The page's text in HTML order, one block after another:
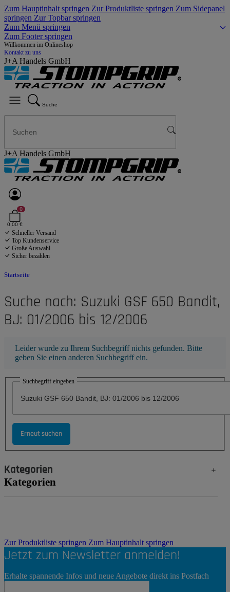
Zum Hauptinhalt springen Zur Produktliste springen Zum Sidepanel
springen Zur Topbar springen
Zum Menü springen
Zum Footer springen
Willkommen im Onlineshop
Kontakt zu uns
J+A Handels GmbH
Suche
J+A Handels GmbH
0
0,00 €
Schneller Versand
Top Kundenservice
Große Auswahl
Sicher bezahlen
Startseite
Suche nach: Suzuki GSF 650 Bandit,
BJ: 01/2006 bis 12/2006
x
Leider wurde zu Ihrem Suchbegriff nichts gefunden. Bitte
geben Sie einen anderen Suchbegriff ein.
Suchbegriff eingeben
Erneut suchen
Kategorien
Kategorien
Zur Produktliste springen Zum Hauptinhalt springen
Jetzt zum Newsletter anmelden!
Erhalte spannende Infos und neue Angebote direkt ins Postfach